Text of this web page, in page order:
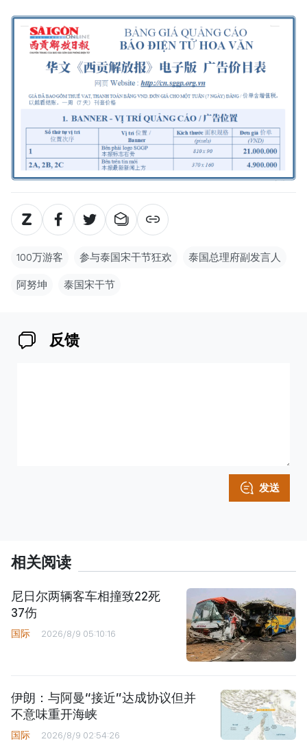
100万游客 参与泰国宋干节狂欢 泰国总理府副发言人
阿努坤 泰国宋干节
反馈
发送
相关阅读
尼日尔两辆客车相撞致22死
37伤
国际 2026/8/9 05:10:16
伊朗：与阿曼“接近”达成协议但并
不意味重开海峡
国际 2026/8/9 02:54:26